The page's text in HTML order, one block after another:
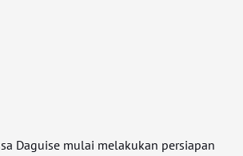
Daguise mulai melakukan persiapan